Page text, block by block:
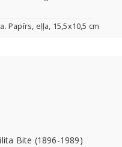
Papīrs, eļļa, 15,5x10,5 cm
Bite (1896-1989)